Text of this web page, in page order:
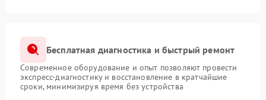
Бесплатная диагностика и быстрый ремонт
Современное оборудование и опыт позволяют провести
экспресс-диагностику и восстановление в кратчайшие
сроки, минимизируя время без устройства